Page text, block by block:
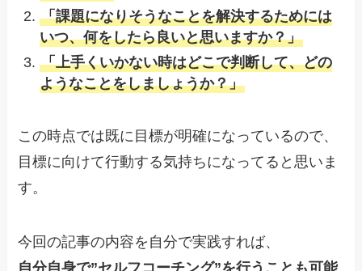
「課題になりそうなことを解決するためには
いつ、何をしたら良いと思いますか？」
「上手くいかない時はどこで判断して、どの
ようなことをしましょうか？」
この時点では既に目標が明確になっているので、
目標に向けて行動する気持ちになってると思いま
す。
今回の記事の内容を自分で実践すれば、